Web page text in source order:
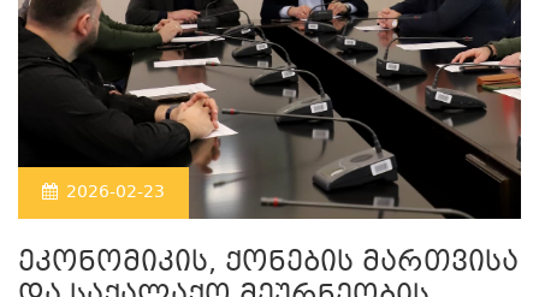
2026-02-23
ეკონომიკის, ქონების მართვისა